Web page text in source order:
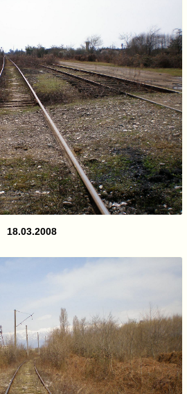
18.03.2008